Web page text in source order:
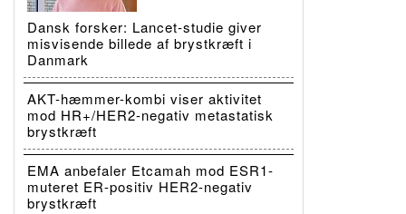
Dansk forsker: Lancet-studie giver
misvisende billede af brystkræft i
Danmark
AKT-hæmmer-kombi viser aktivitet
mod HR+/HER2-negativ metastatisk
brystkræft
EMA anbefaler Etcamah mod ESR1-
muteret ER-positiv HER2-negativ
brystkræft